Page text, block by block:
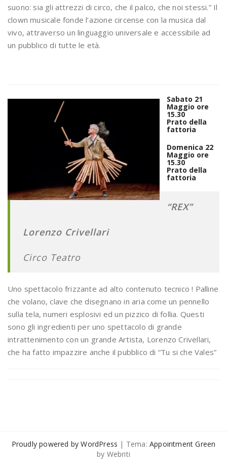
suono: sia gli attrezzi di circo, che il palco, che noi stessi.” Il
clown musicale fonde l’azione circense con la musica dal
vivo, attraverso un linguaggio universale e accessibile ad
un pubblico di tutte le età.
Sabato 21
Maggio ore
15.30
Prato della
fattoria
Domenica 22
Maggio ore
15.30
Prato della
fattoria
“REX”
Lorenzo Crivellari
Circo Teatro
Uno spettacolo frizzante ad alto contenuto tecnico ! Palline
che volano, clave che disegnano in aria come un pennello
sulla tela, numeri esplosivi ed un pizzico di follia. Questi
sono gli ingredienti per uno spettacolo di grande
intrattenimento con un grande Artista, Lorenzo Crivellari,
che ha fatto impazzire anche il pubblico di “Tu si che Vales”
Proudly powered by WordPress | Tema: Appointment Green
by Webriti